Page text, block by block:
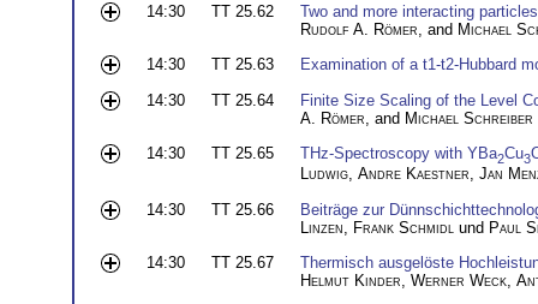
14:30
TT 25.62
Two and more interacting
Rudolf A. Römer , and Michael
14:30
TT 25.63
Examination of a t1-t2-Hubbard
14:30
TT 25.64
Finite Size Scaling of the Level
A. Römer , and Michael Schreiber
14:30
TT 25.65 THz-Spectroscopy with YBa2Cu3
Ludwig, Andre Kaestner, Jan
14:30
TT 25.66
Beiträge zur
Linzen
Frank Schmidl und Paul
14:30
TT 25.67
Thermisch ausgelöste
Helmut Kinder Werner Weck